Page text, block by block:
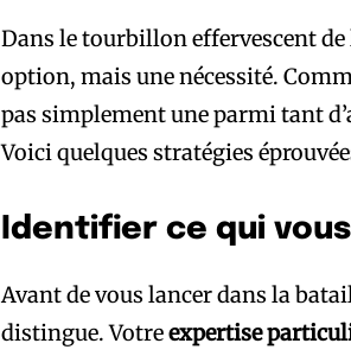
Dans le tourbillon effervescent de
option, mais une nécessité.
pas simplement une parmi tant
Voici quelques stratégies
Identifier ce qui
Avant de vous lancer dans la
distingue. Votreexpertise